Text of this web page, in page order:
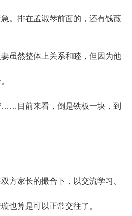
排在孟淑琴前面的，还有钱薇
然整体上关系和睦，但因为他
目前来看，倒是铁板一块，到
家长的撮合下，以交流学习、
也算是可以正常交往了。